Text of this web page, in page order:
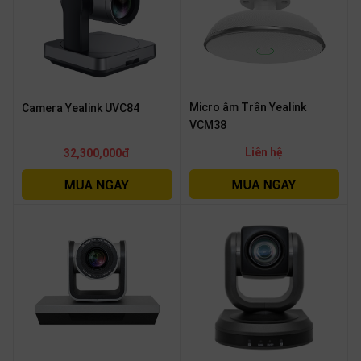
Camera Yealink UVC84
32,300,000đ
Micro âm Trần Yealink
VCM38
Liên hệ